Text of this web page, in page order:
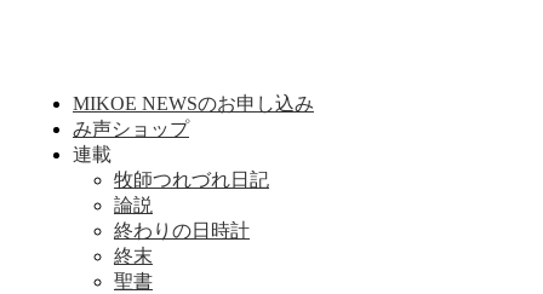
MIKOE NEWSのお申し込み
み声ショップ
連載
牧師つれづれ日記
論説
終わりの日時計
終末
聖書